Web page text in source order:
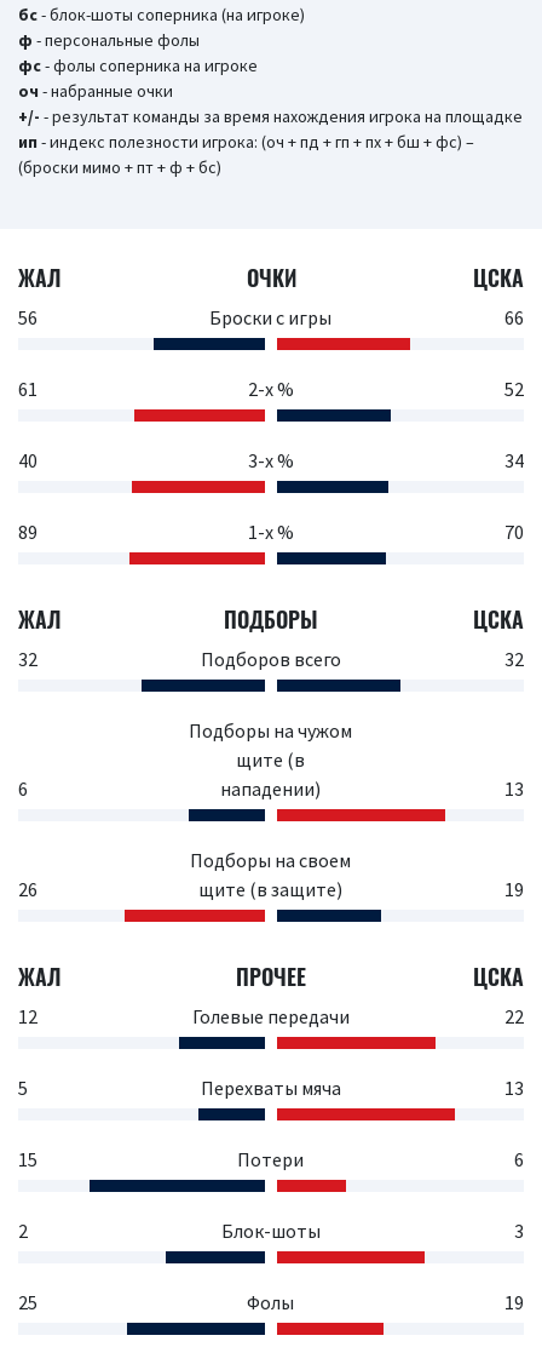
бc- блок-шоты соперника (на игроке)
ф - персональные фолы
фс- фолы соперника на игроке
оч - набранные очки
+/- - результат команды за время нахождения игрока на площадке
ип - индекс полезности игрока: (оч + пд + гп + пх + бш + фс) –
(броски мимо + пт + ф + бс)
ЖАЛ ОЧКИ ЦСКА
56 Броски с игры 66
61 2-х % 52
40 3-х % 34
89 1-х % 70
ЖАЛ ПОДБОРЫ ЦСКА
32 Подборов всего 32
6
Подборы на чужом
щите (в
нападении)
13
26
Подборы на своем
щите (в защите)
19
ЖАЛ ПРОЧЕЕ ЦСКА
12 Голевые передачи 22
5 Перехваты мяча 13
15 Потери 6
2 Блок-шоты 3
25 Фолы 19